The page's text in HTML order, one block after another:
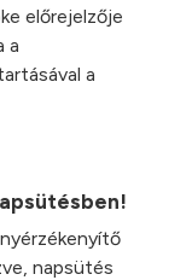
előrejelzője
a
a
napsütés